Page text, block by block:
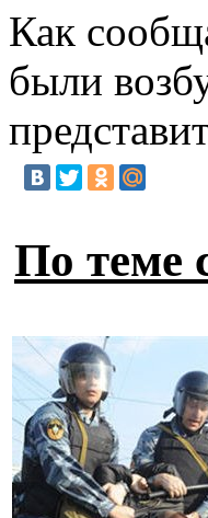
Как
были
По теме